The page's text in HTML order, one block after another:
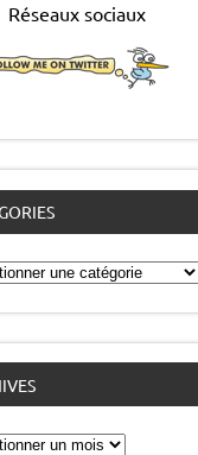
Réseaux sociaux